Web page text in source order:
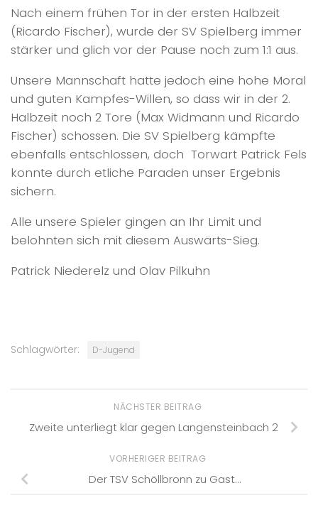
Nach einem frühen Tor in der ersten Halbzeit
(Ricardo Fischer), wurde der SV Spielberg immer
stärker und glich vor der Pause noch zum 1:1 aus.
Unsere Mannschaft hatte jedoch eine hohe Moral
und guten Kampfes-Willen, so dass wir in der 2.
Halbzeit noch 2 Tore (Max Widmann und Ricardo
Fischer) schossen. Die SV Spielberg kämpfte
ebenfalls entschlossen, doch Torwart Patrick Fels
konnte durch etliche Paraden unser Ergebnis
sichern.
Alle unsere Spieler gingen an Ihr Limit und
belohnten sich mit diesem Auswärts-Sieg.
Patrick Niederelz und Olav Pilkuhn
Schlagwörter: D-Jugend
NÄCHSTER BEITRAG
Zweite unterliegt klar gegen Langensteinbach 2
VORHERIGER BEITRAG
Der TSV Schöllbronn zu Gast…